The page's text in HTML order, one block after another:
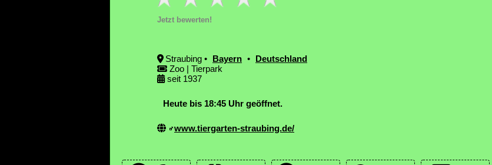
Jetzt bewerten!
Straubing • Bayern • Deutschland
Zoo | Tierpark
seit 1937
Heute bis 18:45 Uhr geöffnet.
www.tiergarten-straubing.de/